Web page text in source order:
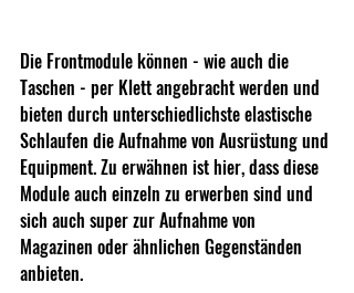
Die Frontmodule können - wie auch die
Taschen - per Klett angebracht werden und
bieten durch unterschiedlichste elastische
Schlaufen die Aufnahme von Ausrüstung und
Equipment. Zu erwähnen ist hier, dass diese
Module auch einzeln zu erwerben sind und
sich auch super zur Aufnahme von
Magazinen oder ähnlichen Gegenständen
anbieten.